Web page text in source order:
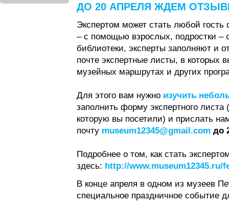
ДО 20 АПРЕЛЯ ЖДЕМ
Экспертом может стать любой
– с помощью взрослых, подростки –
библиотеки, эксперты заполняют и
почте экспертные листы, в которых
музейных маршрутах и других
Для этого вам нужно изучить
заполнить форму экспертного
которую вы посетили) и прислать
почту museum12345@gmail.com до
Подробнее о том, как стать
здесь: http://www.museum12345.ru/
В конце апреля в одном из музеев
специальное праздничное событие